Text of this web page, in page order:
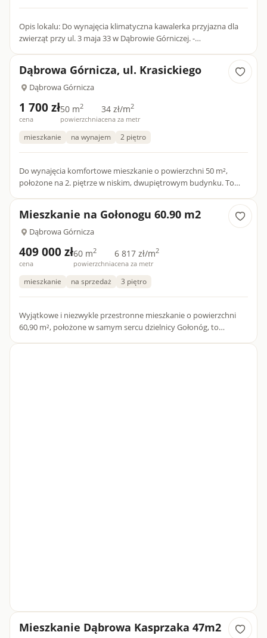
Opis lokalu: Do wynajęcia klimatyczna kawalerka przyjazna dla
zwierząt przy ul. 3 maja 33 w Dąbrowie Górniczej. -
Dąbrowa Górnicza, ul. Krasickiego
Dąbrowa Górnicza
1 700 zł
cena
50 m2
powierzchnia
34 zł/m2
cena za metr
mieszkanie na wynajem 2 piętro
Do wynajęcia komfortowe mieszkanie o powierzchni 50 m²,
położone na 2. piętrze w niskim, dwupiętrowym budynku. To
Mieszkanie na Gołonogu 60.90 m2
Dąbrowa Górnicza
409 000 zł
cena
60 m2
powierzchnia
6 817 zł/m2
cena za metr
mieszkanie na sprzedaż 3 piętro
Wyjątkowe i niezwykle przestronne mieszkanie o powierzchni
60,90 m², położone w samym sercu dzielnicy Gołonóg, to
Mieszkanie Dąbrowa Kasprzaka 47m2